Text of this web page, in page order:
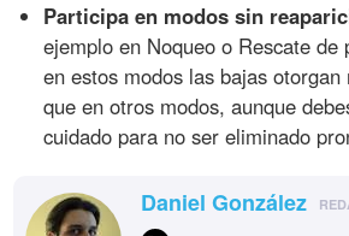
Participa en modos sin
ejemplo en Noqueo o Rescate de
en estos modos las bajas
que en otros modos, aunque
cuidado para no ser eliminado
Daniel González